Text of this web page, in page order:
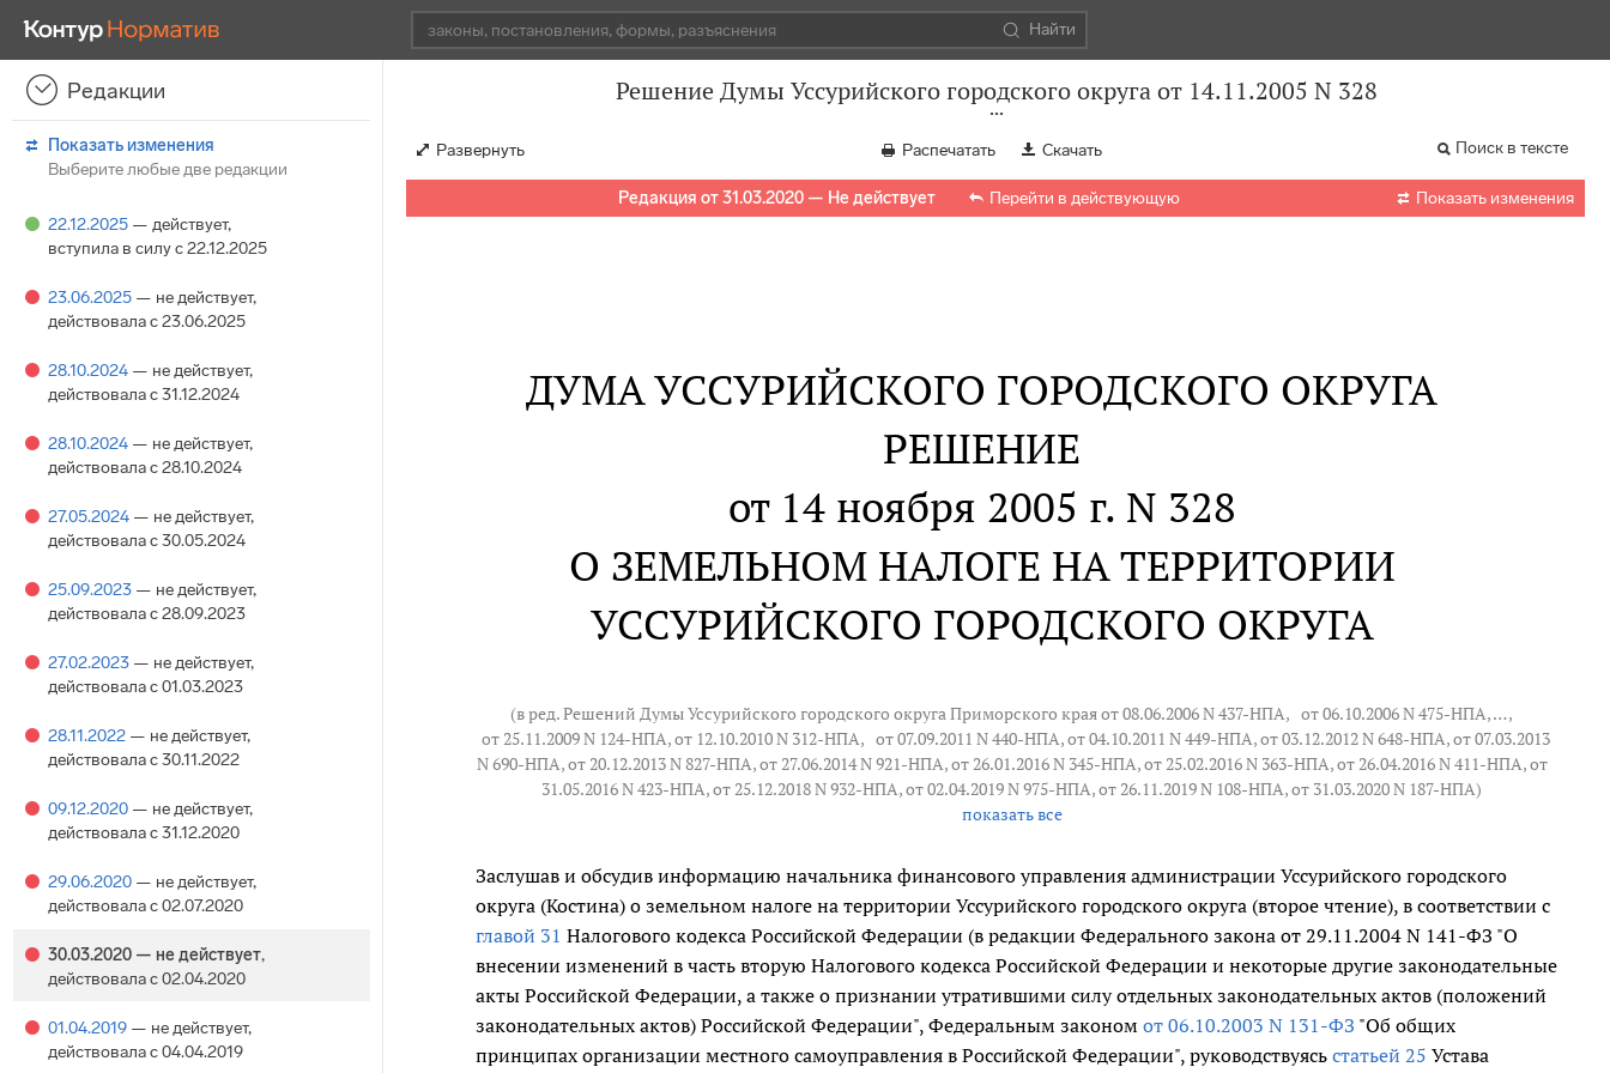
Найти
Редакции
Показать изменения
Выберите любые две редакции
22.12.2025 — действует,
вступила в силу с 22.12.2025
23.06.2025 — не действует,
действовала с 23.06.2025
28.10.2024 — не действует,
действовала с 31.12.2024
28.10.2024 — не действует,
действовала с 28.10.2024
27.05.2024 — не действует,
действовала с 30.05.2024
25.09.2023 — не действует,
действовала с 28.09.2023
27.02.2023 — не действует,
действовала с 01.03.2023
28.11.2022 — не действует,
действовала с 30.11.2022
09.12.2020 — не действует,
действовала с 31.12.2020
29.06.2020 — не действует,
действовала с 02.07.2020
30.03.2020 — не действует,
действовала с 02.04.2020
01.04.2019 — не действует,
действовала с 04.04.2019
Решение Думы Уссурийского городского округа от 14.11.2005 N 328
Развернуть Распечатать Скачать Поиск в тексте
Редакция от 31.03.2020 — Не действует Перейти в действующую  Показать изменения
ДУМА УССУРИЙСКОГО ГОРОДСКОГО ОКРУГА
РЕШЕНИЕ
от 14 ноября 2005 г. N 328
О ЗЕМЕЛЬНОМ НАЛОГЕ НА ТЕРРИТОРИИ
УССУРИЙСКОГО ГОРОДСКОГО ОКРУГА
(в ред. Решений Думы Уссурийского городского округа Приморского края от 08.06.2006 N 437-НПА, от 06.10.2006 N 475-НПА, … ,
от 25.11.2009 N 124-НПА, от 12.10.2010 N 312-НПА, от 07.09.2011 N 440-НПА, от 04.10.2011 N 449-НПА, от 03.12.2012 N 648-НПА, от 07.03.2013
N 690-НПА, от 20.12.2013 N 827-НПА, от 27.06.2014 N 921-НПА, от 26.01.2016 N 345-НПА, от 25.02.2016 N 363-НПА, от 26.04.2016 N 411-НПА, от
31.05.2016 N 423-НПА, от 25.12.2018 N 932-НПА, от 02.04.2019 N 975-НПА, от 26.11.2019 N 108-НПА, от 31.03.2020 N 187-НПА)
показать все
Заслушав и обсудив информацию начальника финансового управления администрации Уссурийского городского
округа (Костина) о земельном налоге на территории Уссурийского городского округа (второе чтение), в соответствии с
главой 31 Налогового кодекса Российской Федерации (в редакции Федерального закона от 29.11.2004 N 141-ФЗ "О
внесении изменений в часть вторую Налогового кодекса Российской Федерации и некоторые другие законодательные
акты Российской Федерации, а также о признании утратившими силу отдельных законодательных актов (положений
законодательных актов) Российской Федерации", Федеральным законом от 06.10.2003 N 131-ФЗ "Об общих
принципах организации местного самоуправления в Российской Федерации", руководствуясь статьей 25 Устава